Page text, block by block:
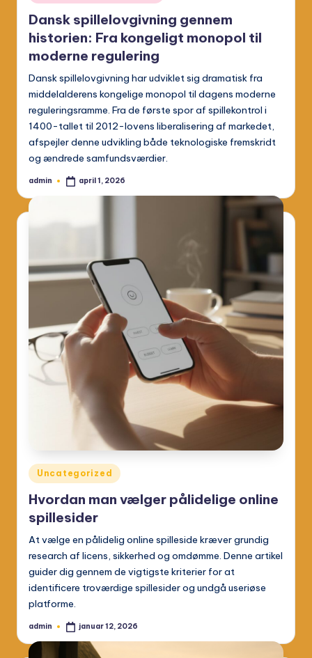
in
Dansk spillelovgivning gennem
historien: Fra kongeligt monopol til
moderne regulering
Dansk spillelovgivning har udviklet sig dramatisk fra
middelalderens kongelige monopol til dagens moderne
reguleringsramme. Fra de første spor af spillekontrol i
1400-tallet til 2012-lovens liberalisering af markedet,
afspejler denne udvikling både teknologiske fremskridt
og ændrede samfundsværdier.
Posted
admin april 1, 2026
Posted
in
Uncategorized
Hvordan man vælger pålidelige online
spillesider
At vælge en pålidelig online spilleside kræver grundig
research af licens, sikkerhed og omdømme. Denne artikel
guider dig gennem de vigtigste kriterier for at
identificere troværdige spillesider og undgå useriøse
platforme.
Posted
admin januar 12, 2026